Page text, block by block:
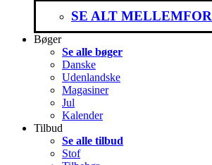
SE ALT MELLEMFOR
Bøger
Se alle bøger
Danske
Udenlandske
Magasiner
Jul
Kalender
Tilbud
Se alle tilbud
Stof